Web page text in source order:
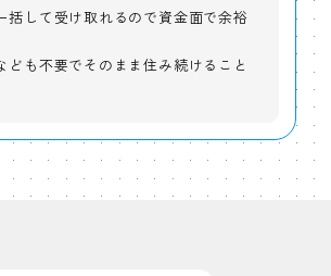
括して受け取れるので資金面で余裕
ども不要でそのまま住み続けること